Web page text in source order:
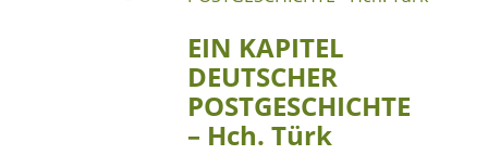
EIN KAPITEL
DEUTSCHER
POSTGESCHICHTE
– Hch. Türk